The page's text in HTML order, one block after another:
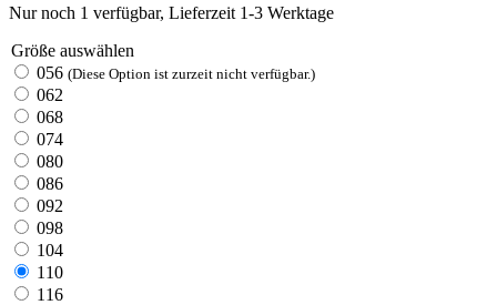
Nur noch 1 verfügbar, Lieferzeit 1-3 Werktage
Größe auswählen
056 (Diese Option ist zurzeit nicht verfügbar.)
062
068
074
080
086
092
098
104
110
116